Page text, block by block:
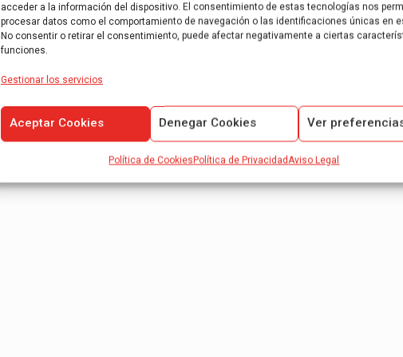
acceder a la información del dispositivo. El consentimiento de estas tecnologías nos
procesar datos como el comportamiento de navegación o las identificaciones únicas en
No consentir o retirar el consentimiento, puede afectar negativamente a ciertas
funciones.
Gestionar los servicios
Aceptar Cookies Denegar Cookies Ver
Política de CookiesPolítica de PrivacidadAviso Legal